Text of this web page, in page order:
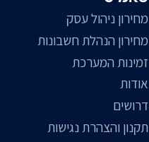
מחירון ניהול עסק
מחירון הנהלת חשבונות
זמינות המערכת
אודות
דרושים
תקנון והצהרת נגישות